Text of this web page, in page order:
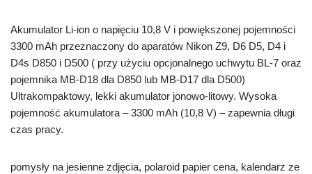
Akumulator Li-ion o napięciu 10,8 V i powiększonej pojemności
3300 mAh przeznaczony do aparatów Nikon Z9, D6 D5, D4 i
D4s D850 i D500 ( przy użyciu opcjonalnego uchwytu BL-7 oraz
pojemnika MB-D18 dla D850 lub MB-D17 dla D500)
Ultrakompaktowy, lekki akumulator jonowo-litowy. Wysoka
pojemność akumulatora – 3300 mAh (10,8 V) – zapewnia długi
czas pracy.
pomysły na jesienne zdjęcia, polaroid papier cena, kalendarz ze